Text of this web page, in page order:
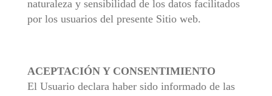
naturaleza y sensibilidad de los datos facilitados
por los usuarios del presente Sitio web.
ACEPTACIÓN Y CONSENTIMIENTO
El Usuario declara haber sido informado de las